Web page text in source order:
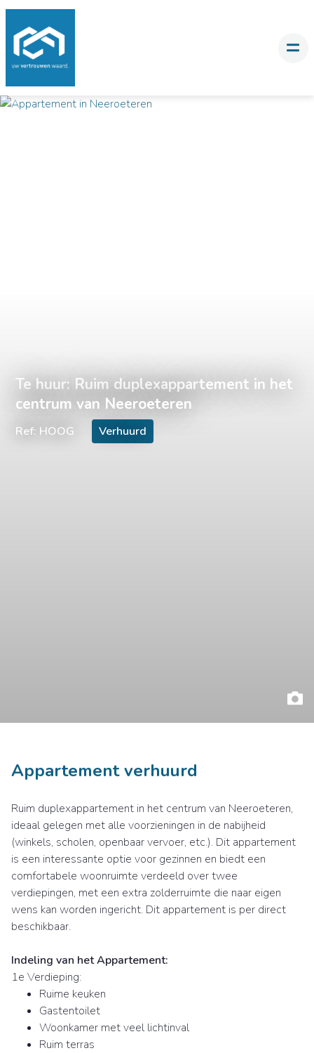
Te huur: Ruim duplexappartement in het
centrum van Neeroeteren
Ref: HOOG Verhuurd
Appartement verhuurd
Ruim duplexappartement in het centrum van Neeroeteren,
ideaal gelegen met alle voorzieningen in de nabijheid
(winkels, scholen, openbaar vervoer, etc.). Dit appartement
is een interessante optie voor gezinnen en biedt een
comfortabele woonruimte verdeeld over twee
verdiepingen, met een extra zolderruimte die naar eigen
wens kan worden ingericht. Dit appartement is per direct
beschikbaar.
Indeling van het Appartement:
1e Verdieping:
Ruime keuken
Gastentoilet
Woonkamer met veel lichtinval
Ruim terras